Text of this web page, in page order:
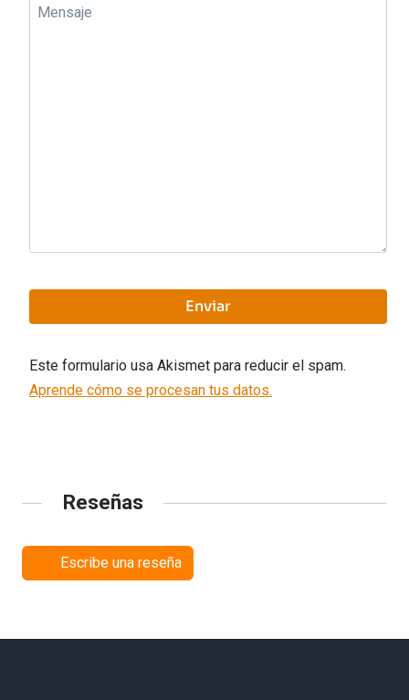
Este formulario usa Akismet para reducir el spam.
Aprende cómo se procesan tus datos.
Reseñas
Escribe una reseña